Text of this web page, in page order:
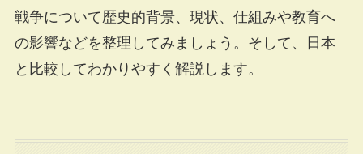
戦争について歴史的背景、現状、仕組みや教育へ
の影響などを整理してみましょう。そして、日本
と比較してわかりやすく解説します。